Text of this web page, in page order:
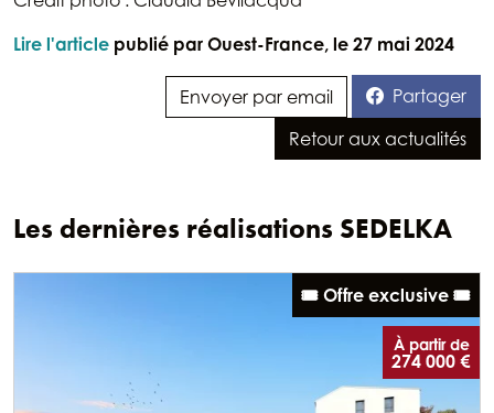
Envoyer par email
Partager
Retour aux actualités
Les dernières réalisations SEDELKA
🎟️ Offre exclusive 🎟️
274 000 €